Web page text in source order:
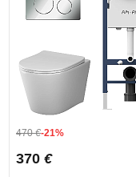
470€-21%
370 €